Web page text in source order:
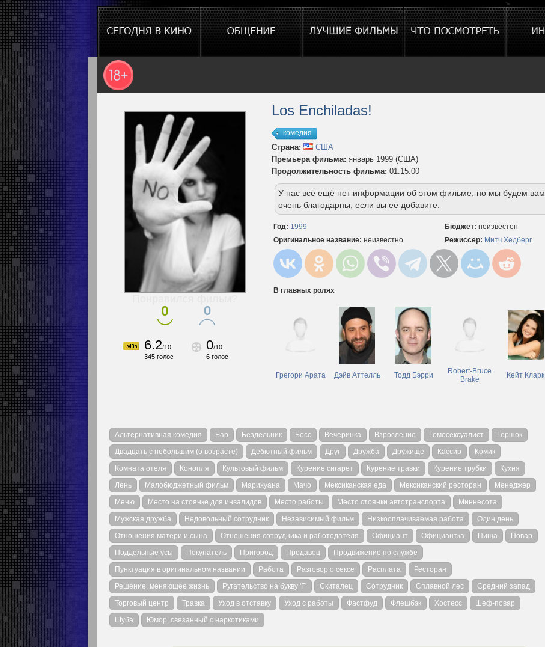
>
0 0
6.2/10
345 голос
0/10
6 голос
Los Enchiladas!
комедия
Страна:
США
Премьера фильма: январь 1999 (США)
Продолжительность фильма: 01:15:00
У нас всё ещё нет информации об этом фильме, но мы будем вам
очень благодарны, если вы её добавите.
Год: 1999 Бюджет: неизвестен
Оригинальное название: неизвестно Режиссер: Митч Хедберг
В главных ролях
Грегори Арата Дэйв Аттелль Тодд Бэрри
Robert-Bruce
Brake
Кейт Кларк
Альтернативная комедия Бар Бездельник Босс Вечеринка Взросление Гомосексуалист
Горшок
Двадцать с небольшим (о возрасте)
Дебютный фильм Друг Дружба Дружище Кассир
Комик
Комната отеля
Конопля Культовый фильм Курение сигарет Курение травки Курение трубки
Кухня
Лень
Малобюджетный фильм Марихуана Мачо Мексиканская еда Мексиканский ресторан
Менеджер
Меню
Место на стоянке для инвалидов Место работы Место стоянки автотранспорта
Миннесота
Мужская дружба
Недовольный сотрудник Независимый фильм Низкооплачиваемая работа
Один день
Отношения матери и сына
Отношения сотрудника и работодателя Официант Официантка Пища
Повар
Поддельные усы
Покупатель Пригород Продавец
Продвижение по службе
Пунктуация в оригинальном названии
Работа Разговор о сексе Расплата
Ресторан
Решение, меняющее жизнь
Ругательство на букву 'F' Скиталец Сотрудник Сплавной лес
Средний запад
Торговый центр
Травка Уход в отставку Уход с работы Фастфуд Флешбэк Хостесс
Шеф-повар
Шуба
Юмор, связанный с наркотиками